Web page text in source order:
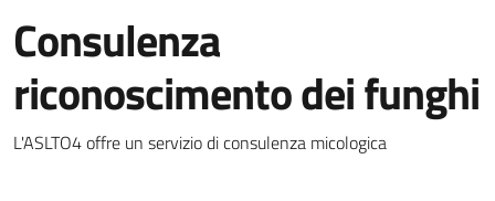
Consulenza
riconoscimento dei funghi
L'ASLTO4 offre un servizio di consulenza micologica